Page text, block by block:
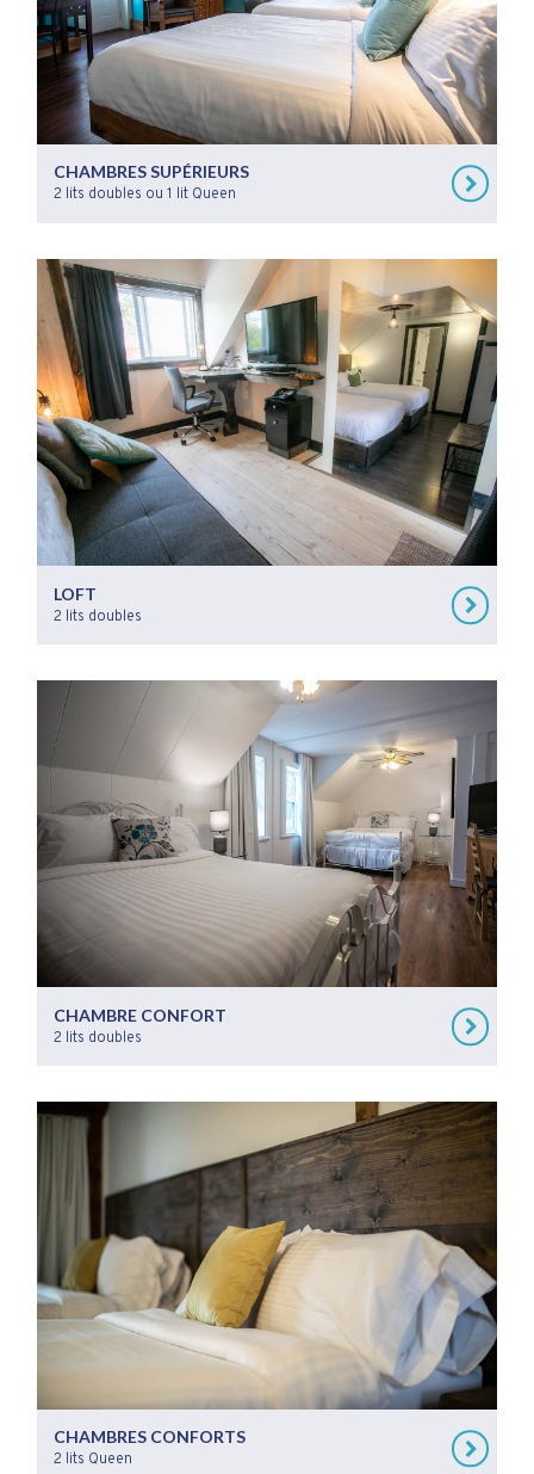
CHAMBRES SUPÉRIEURS
2 lits doubles ou 1 lit Queen
LOFT
2 lits doubles
CHAMBRE CONFORT
2 lits doubles
CHAMBRES CONFORTS
2 lits Queen